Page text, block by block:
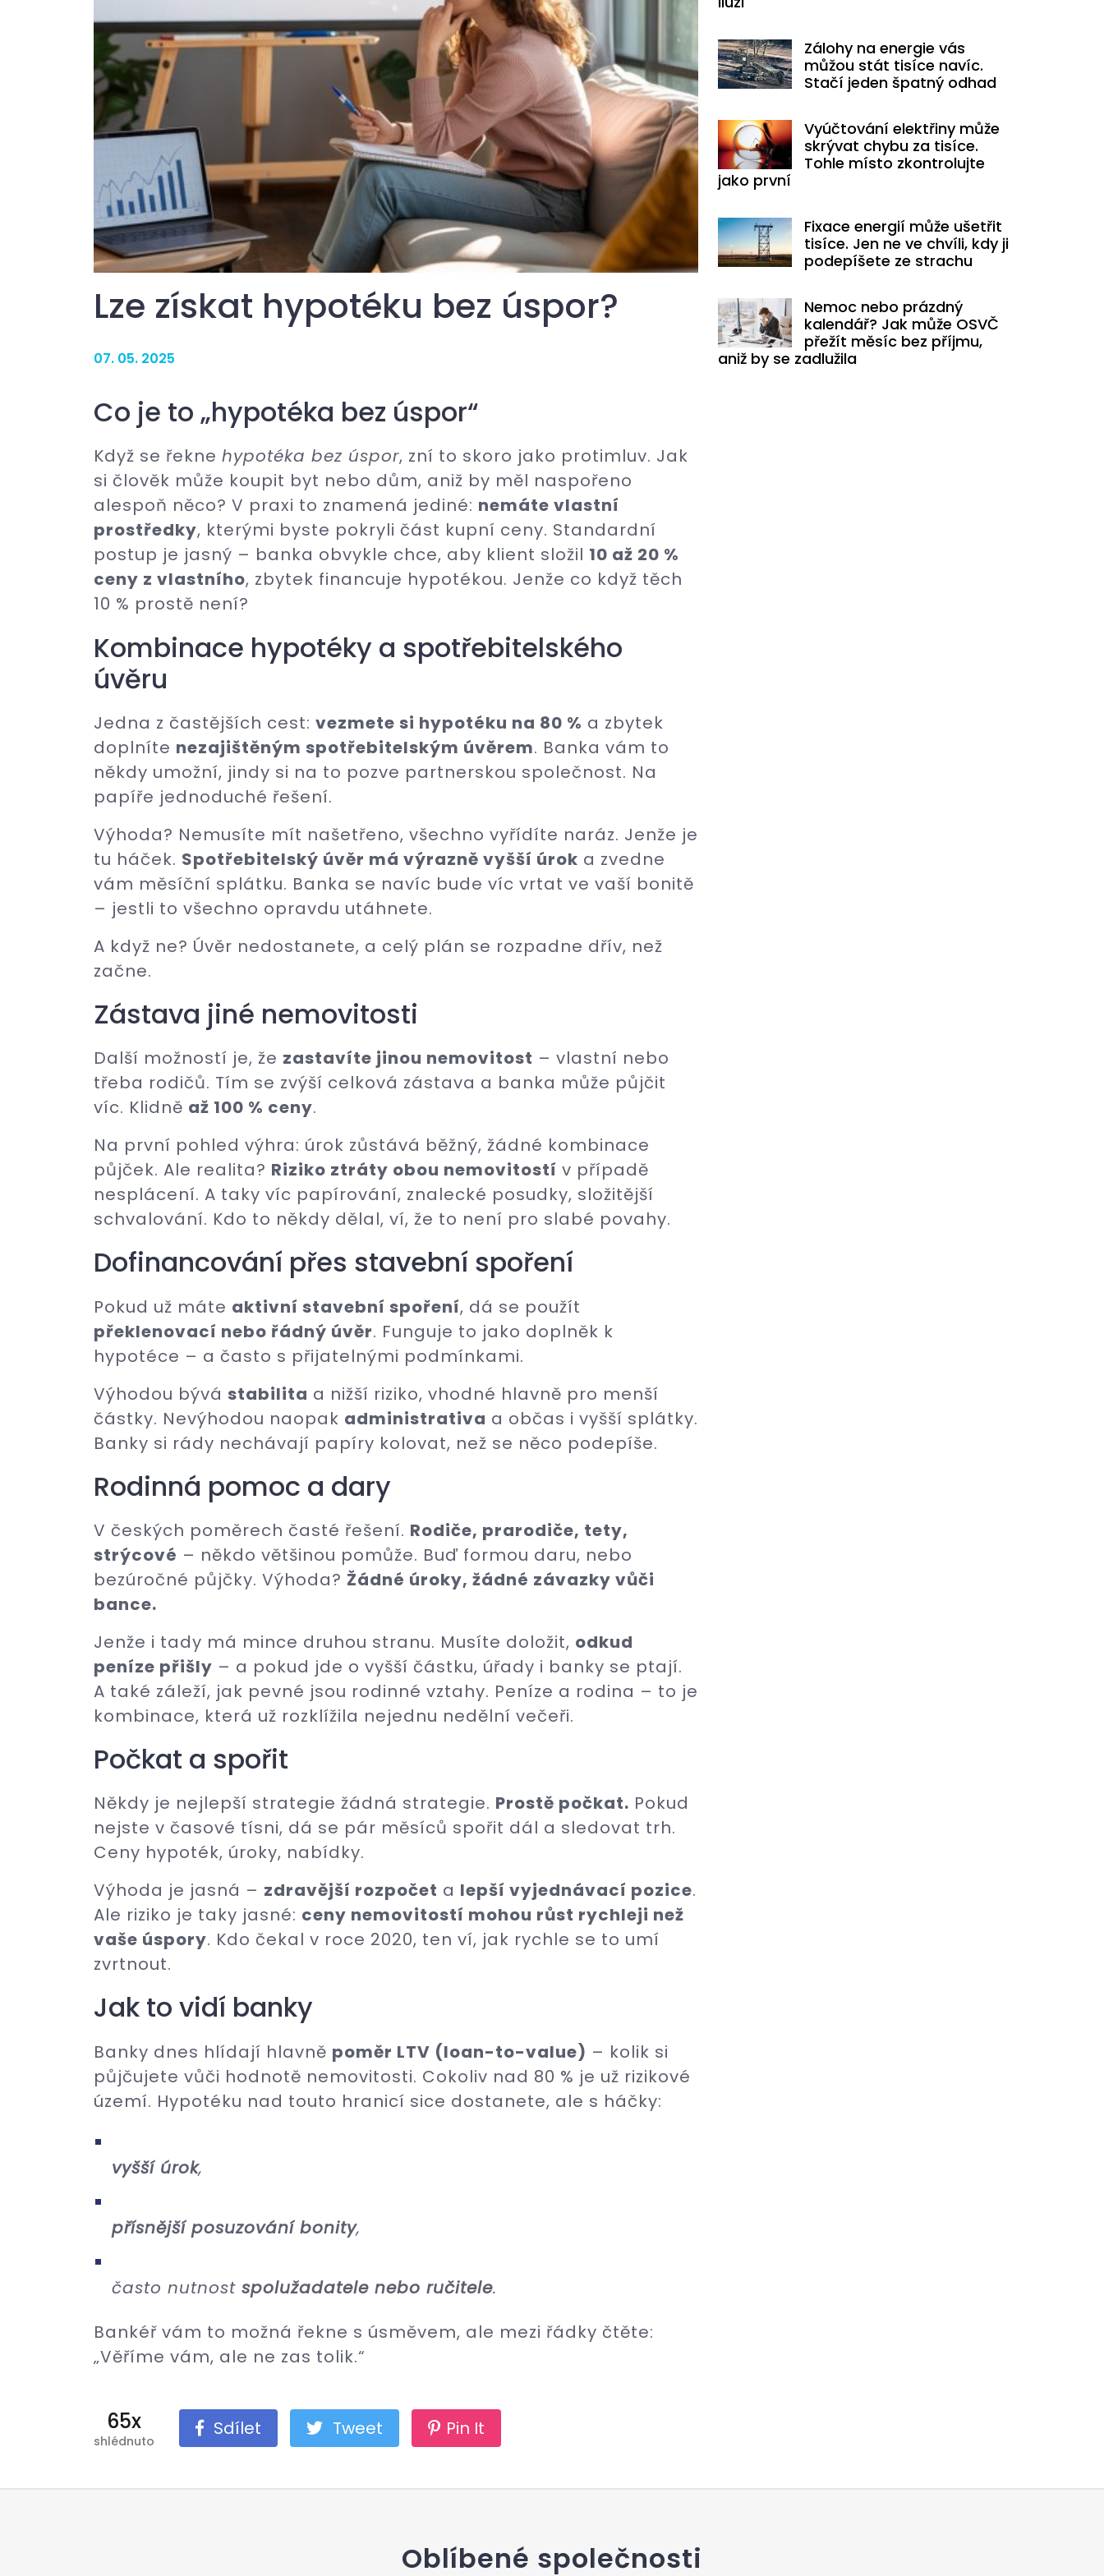
Lze získat hypotéku bez úspor?
07. 05. 2025
Co je to „hypotéka bez úspor“
Když se řekne hypotéka bez úspor, zní to skoro jako protimluv. Jak
si člověk může koupit byt nebo dům, aniž by měl naspořeno
alespoň něco? V praxi to znamená jediné: nemáte vlastní
prostředky, kterými byste pokryli část kupní ceny. Standardní
postup je jasný – banka obvykle chce, aby klient složil 10 až 20 %
ceny z vlastního, zbytek financuje hypotékou. Jenže co když těch
10 % prostě není?
Kombinace hypotéky a spotřebitelského
úvěru
Jedna z častějších cest: vezmete si hypotéku na 80 % a zbytek
doplníte nezajištěným spotřebitelským úvěrem. Banka vám to
někdy umožní, jindy si na to pozve partnerskou společnost. Na
papíře jednoduché řešení.
Výhoda? Nemusíte mít našetřeno, všechno vyřídíte naráz. Jenže je
tu háček. Spotřebitelský úvěr má výrazně vyšší úrok a zvedne
vám měsíční splátku. Banka se navíc bude víc vrtat ve vaší bonitě
– jestli to všechno opravdu utáhnete.
A když ne? Úvěr nedostanete, a celý plán se rozpadne dřív, než
začne.
Zástava jiné nemovitosti
Další možností je, že zastavíte jinou nemovitost – vlastní nebo
třeba rodičů. Tím se zvýší celková zástava a banka může půjčit
víc. Klidně až 100 % ceny.
Na první pohled výhra: úrok zůstává běžný, žádné kombinace
půjček. Ale realita? Riziko ztráty obou nemovitostí v případě
nesplácení. A taky víc papírování, znalecké posudky, složitější
schvalování. Kdo to někdy dělal, ví, že to není pro slabé povahy.
Dofinancování přes stavební spoření
Pokud už máte aktivní stavební spoření, dá se použít
překlenovací nebo řádný úvěr. Funguje to jako doplněk k
hypotéce – a často s přijatelnými podmínkami.
Výhodou bývá stabilita a nižší riziko, vhodné hlavně pro menší
částky. Nevýhodou naopak administrativa a občas i vyšší splátky.
Banky si rády nechávají papíry kolovat, než se něco podepíše.
Rodinná pomoc a dary
V českých poměrech časté řešení. Rodiče, prarodiče, tety,
strýcové – někdo většinou pomůže. Buď formou daru, nebo
bezúročné půjčky. Výhoda? Žádné úroky, žádné závazky vůči
bance.
Jenže i tady má mince druhou stranu. Musíte doložit, odkud
peníze přišly – a pokud jde o vyšší částku, úřady i banky se ptají.
A také záleží, jak pevné jsou rodinné vztahy. Peníze a rodina – to je
kombinace, která už rozklížila nejednu nedělní večeři.
Počkat a spořit
Někdy je nejlepší strategie žádná strategie. Prostě počkat. Pokud
nejste v časové tísni, dá se pár měsíců spořit dál a sledovat trh.
Ceny hypoték, úroky, nabídky.
Výhoda je jasná – zdravější rozpočet a lepší vyjednávací pozice.
Ale riziko je taky jasné: ceny nemovitostí mohou růst rychleji než
vaše úspory. Kdo čekal v roce 2020, ten ví, jak rychle se to umí
zvrtnout.
Jak to vidí banky
Banky dnes hlídají hlavně poměr LTV (loan-to-value) – kolik si
půjčujete vůči hodnotě nemovitosti. Cokoliv nad 80 % je už rizikové
území. Hypotéku nad touto hranicí sice dostanete, ale s háčky:
vyšší úrok,
přísnější posuzování bonity,
často nutnost spolužadatele nebo ručitele.
Bankéř vám to možná řekne s úsměvem, ale mezi řádky čtěte:
„Věříme vám, ale ne zas tolik.“
65x
shlédnuto
Sdílet Tweet Pin It
Zálohy na energie vás
můžou stát tisíce navíc.
Stačí jeden špatný odhad
Vyúčtování elektřiny může
skrývat chybu za tisíce.
Tohle místo zkontrolujte
jako první
Fixace energií může ušetřit
tisíce. Jen ne ve chvíli, kdy ji
podepíšete ze strachu
Nemoc nebo prázdný
kalendář? Jak může OSVČ
přežít měsíc bez příjmu,
aniž by se zadlužila
Oblíbené společnosti